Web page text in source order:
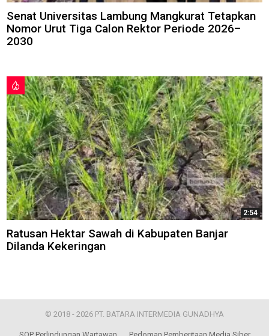
Senat Universitas Lambung Mangkurat Tetapkan
Nomor Urut Tiga Calon Rektor Periode 2026–
2030
2:54
Ratusan Hektar Sawah di Kabupaten Banjar
Dilanda Kekeringan
© 2018 - 2026 PT. BATARA INTERMEDIA GUNADHYA